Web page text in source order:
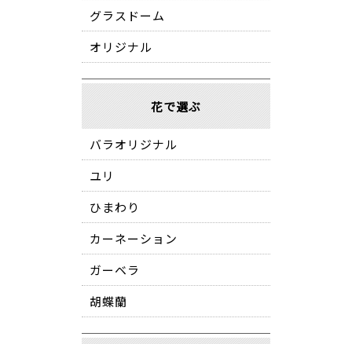
グラスドーム
オリジナル
花で選ぶ
バラオリジナル
ユリ
ひまわり
カーネーション
ガーベラ
胡蝶蘭